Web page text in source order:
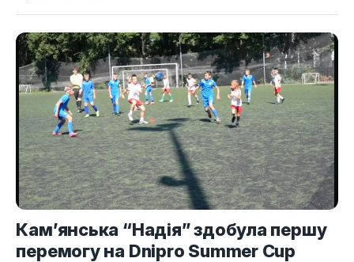
Кам’янська “Надія” здобула першу
перемогу на Dnipro Summer Cup